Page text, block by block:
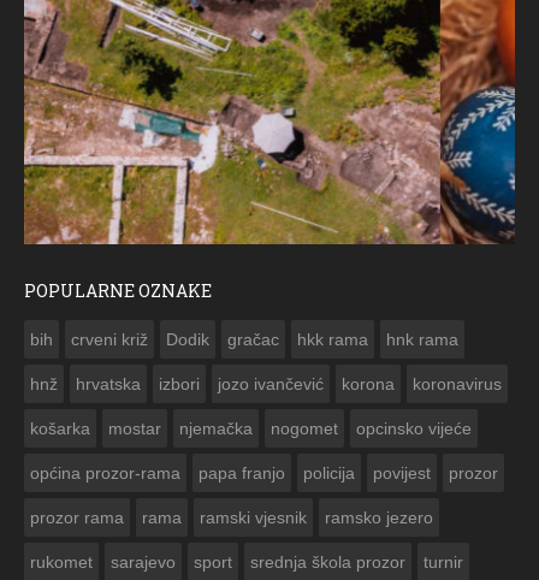
POPULARNE OZNAKE
bih crveni križ Dodik gračac hkk rama hnk rama
hnž hrvatska izbori jozo ivančević korona koronavirus
košarka mostar njemačka nogomet opcinsko vijeće
općina prozor-rama papa franjo policija povijest prozor
prozor rama rama ramski vjesnik ramsko jezero
rukomet sarajevo sport srednja škola prozor turnir